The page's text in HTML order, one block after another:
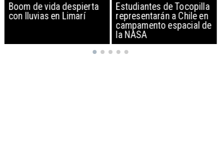
Boom de vida despierta
con lluvias en Limarí
Estudiantes de Tocopilla
representarán a Chile en
campamento espacial de
la NASA